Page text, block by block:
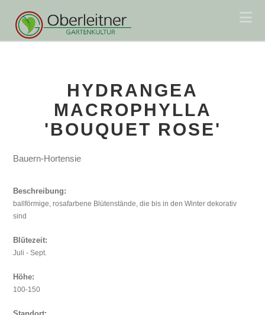
HYDRANGEA
MACROPHYLLA
'BOUQUET ROSE'
Bauern-Hortensie
Beschreibung:
ballförmige, rosafarbene Blütenstände, die bis in den Winter dekorativ
sind
Blütezeit:
Juli - Sept.
Höhe:
100-150